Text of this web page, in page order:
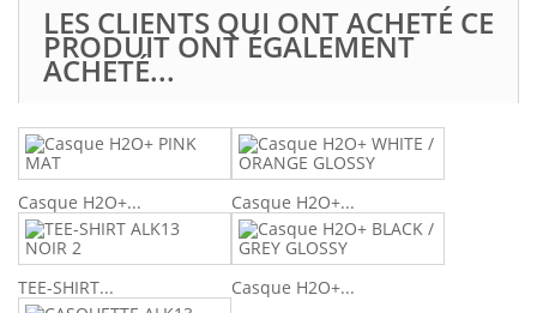
LES CLIENTS QUI ONT ACHETÉ CE
PRODUIT ONT ÉGALEMENT
ACHETÉ...
Casque H2O+... Casque H2O+...
TEE-SHIRT... Casque H2O+...